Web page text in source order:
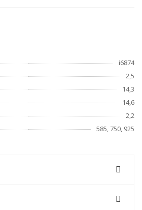
i6874
2,5
14,3
14,6
2,2
585, 750, 925